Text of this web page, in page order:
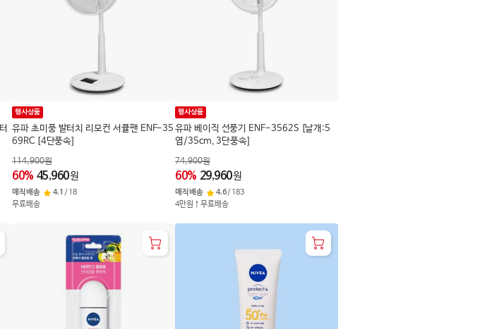
유파 초미풍 발터치 리모컨 서큘팬 ENF-35
69RC [4단풍속]
행사상품
114,900원
60% 45,960원
매직배송 4.1 / 18
무료배송
유파 베이직 선풍기 ENF-3562S [날개:5
엽/35cm, 3단풍속]
행사상품
74,900원
60% 29,960원
매직배송 4.6/ 183
4만원↑무료배송